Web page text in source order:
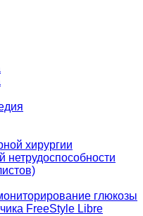
хирургии
нетрудоспособности
глюкозы
FreeStyle Libre